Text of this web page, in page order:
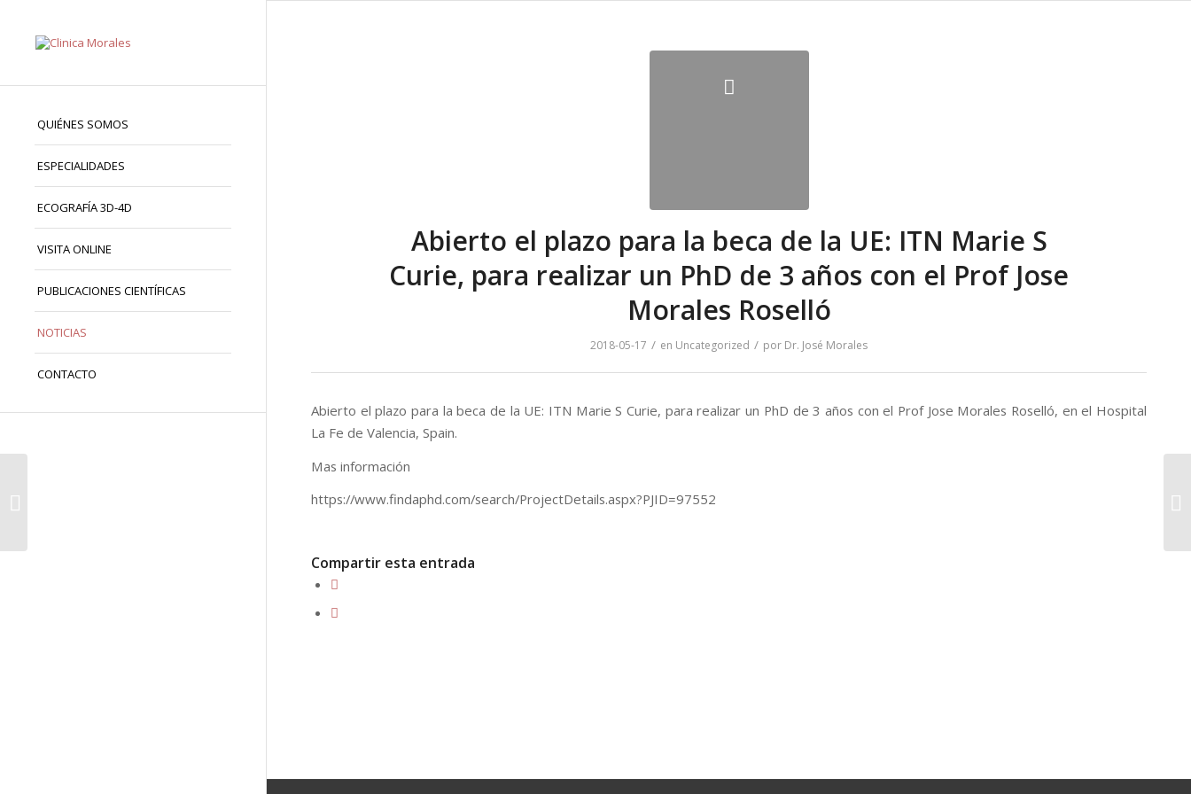
QUIÉNES SOMOS
ESPECIALIDADES
ECOGRAFÍA 3D-4D
VISITA ONLINE
PUBLICACIONES CIENTÍFICAS
NOTICIAS
CONTACTO
Abierto el plazo para la beca de la UE: ITN Marie S
Curie, para realizar un PhD de 3 años con el Prof Jose
Morales Roselló
2018-05-17 / en Uncategorized / por Dr. José Morales
Abierto el plazo para la beca de la UE: ITN Marie S Curie, para realizar un PhD de 3 años con el Prof Jose Morales Roselló, en el Hospital
La Fe de Valencia, Spain.
Mas información
https://www.findaphd.com/search/ProjectDetails.aspx?PJID=97552
Compartir esta entrada